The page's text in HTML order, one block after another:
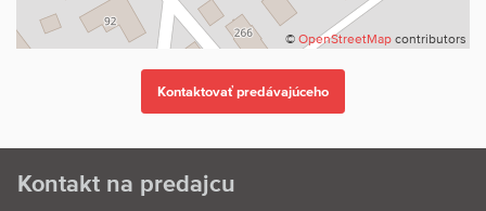
© OpenStreetMap contributors
Kontakt na predajcu